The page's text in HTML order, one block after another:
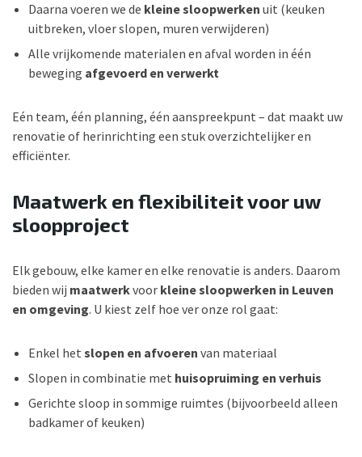
Daarna voeren we de kleine sloopwerken uit (keuken
uitbreken, vloer slopen, muren verwijderen)
Alle vrijkomende materialen en afval worden in één
beweging afgevoerd en verwerkt
Eén team, één planning, één aanspreekpunt – dat maakt uw
renovatie of herinrichting een stuk overzichtelijker en
efficiënter.
Maatwerk en flexibiliteit voor uw
sloopproject
Elk gebouw, elke kamer en elke renovatie is anders. Daarom
bieden wij maatwerkvoor kleine sloopwerken in Leuven
en omgeving. U kiest zelf hoe ver onze rol gaat:
Enkel het slopen en afvoeren van materiaal
Slopen in combinatie met huisopruiming en verhuis
Gerichte sloop in sommige ruimtes (bijvoorbeeld alleen
badkamer of keuken)